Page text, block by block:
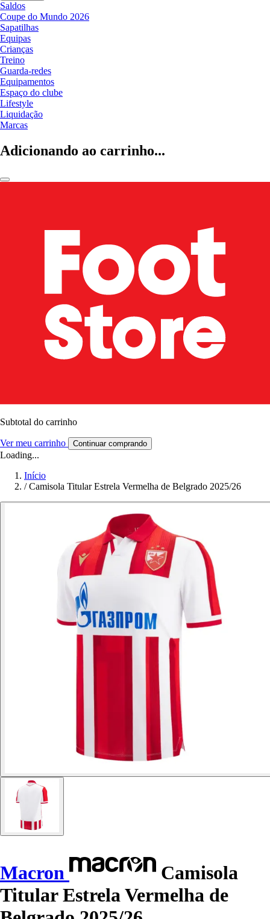
Saldos
Coupe do Mundo 2026
Sapatilhas
Equipas
Crianças
Treino
Guarda-redes
Equipamentos
Espaço do clube
Lifestyle
Liquidação
Marcas
Adicionando ao carrinho...
Subtotal do carrinho
Ver meu carrinho Continuar comprando
Loading...
Início
/ Camisola Titular Estrela Vermelha de Belgrado 2025/26
Macron
Camisola
Titular Estrela Vermelha de